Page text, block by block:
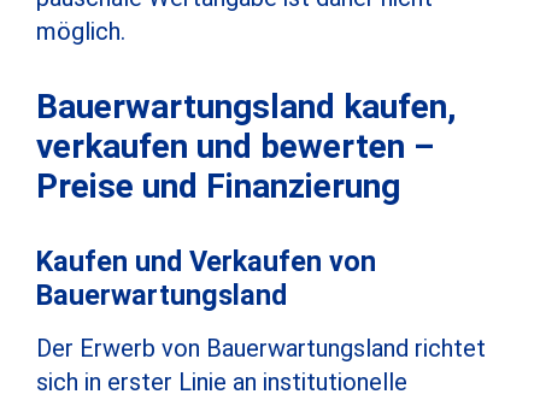
möglich.
Bauerwartungsland kaufen,
verkaufen und bewerten –
Preise und Finanzierung
Kaufen und Verkaufen von
Bauerwartungsland
Der Erwerb von Bauerwartungsland richtet
sich in erster Linie an institutionelle